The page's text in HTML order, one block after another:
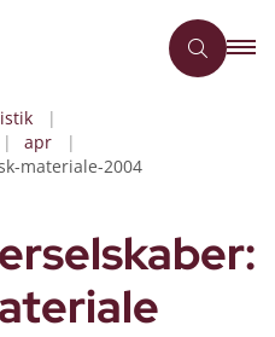
apr
materiale-2004